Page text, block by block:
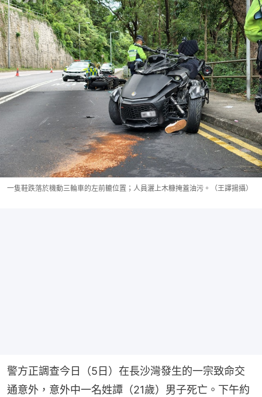
一隻鞋跌落於機動三輪車的左前轆位置；人員灑上木糠掩蓋油污。（王譯揚攝）
警方正調查今日（5日）在長沙灣發生的一宗致命交
通意外，意外中一名姓譚（21歲）男子死亡。下午約